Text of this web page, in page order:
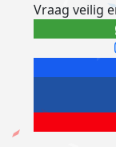
Vraag veilig